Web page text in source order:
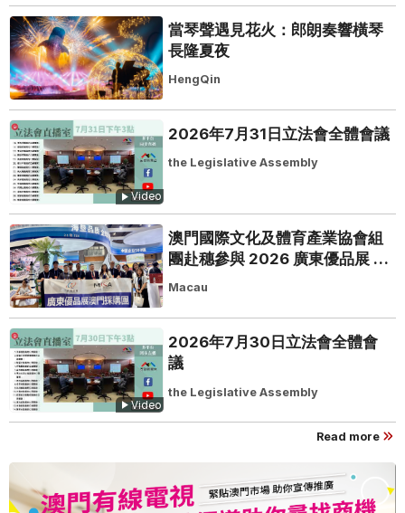
當琴聲遇見花火：郎朗奏響橫琴
長隆夏夜
HengQin
Video
2026年7月31日立法會全體會議
the Legislative Assembly
澳門國際文化及體育產業協會組
團赴穗參與 2026 廣東優品展 搭
建粵澳聯動橋樑助推粵品走向葡
Macau
Video
2026年7月30日立法會全體會
議
the Legislative Assembly
Read more